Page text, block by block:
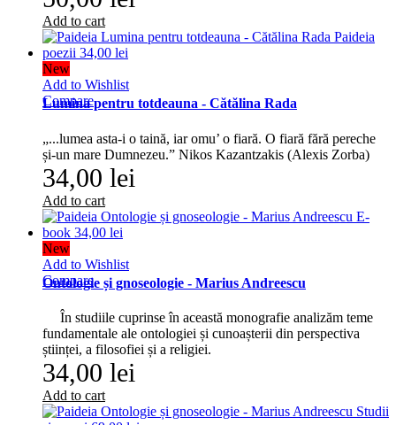
Add to cart
New
Add to Wishlist
Compare
Lumina pentru totdeauna - Cătălina Rada
„...lumea asta-i o taină, iar omu’ o fiară. O fiară fără pereche
și-un mare Dumnezeu.” Nikos Kazantzakis (Alexis Zorba)
34,00 lei
Add to cart
New
Add to Wishlist
Compare
Ontologie și gnoseologie - Marius Andreescu
În studiile cuprinse în această monografie analizăm teme
fundamentale ale ontologiei și cunoașterii din perspectiva
științei, a filosofiei și a religiei.
34,00 lei
Add to cart